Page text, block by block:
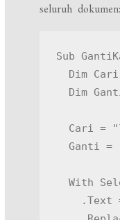
seluruh dokumen:
Sub
Dim
Dim
Cari =
Ganti =
With
.Text